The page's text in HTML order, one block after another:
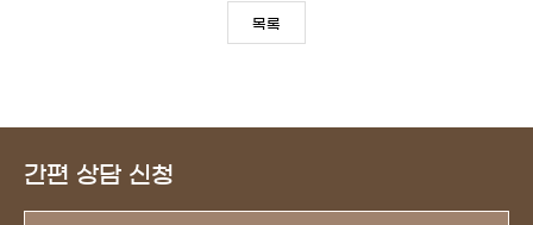
목록
간편 상담 신청